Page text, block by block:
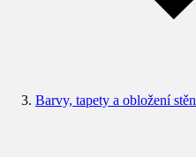
Barvy, tapety a obložení stěn